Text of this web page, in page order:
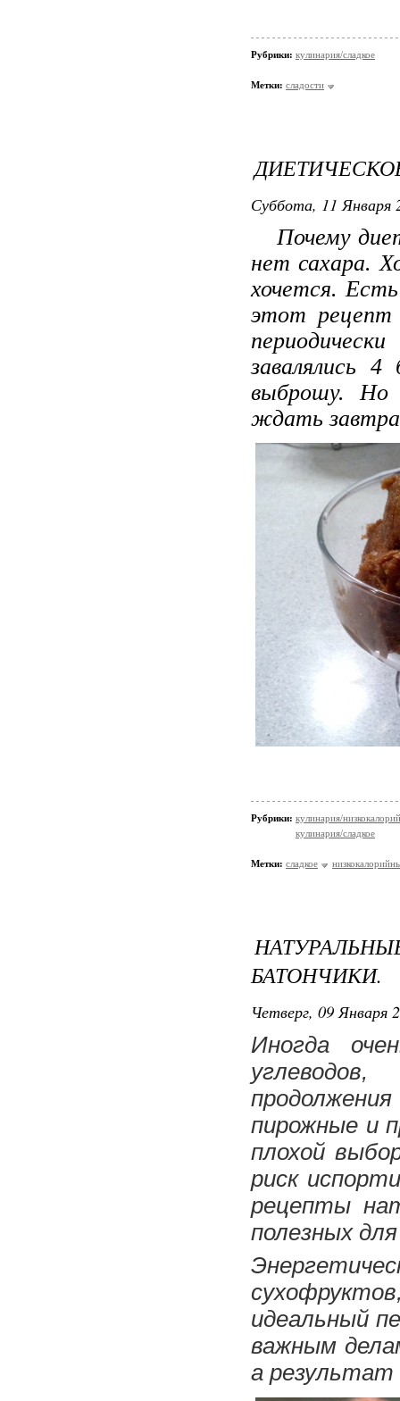
Рубрики: кулинария/сладкое
Метки: сладости
Суббота, 11 Января
Почему
нет сахара.
хочется.
этот рецепт
завалялись
выброшу. Но
ждать
Рубрики: кулинария/
кулинария/сладкое
Метки: сладкое
БАТОНЧИКИ.
Четверг, 09 Января
Иногда
пирожные и
плохой
риск
рецепты
полезных
идеальный
важным
а